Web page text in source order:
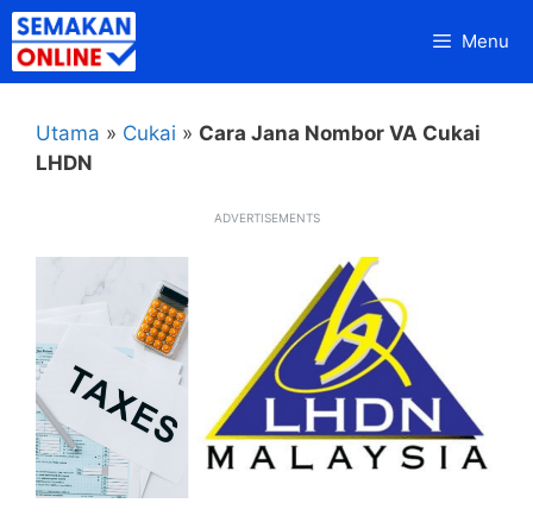
Skip
to
content
Menu
Utama » Cukai » Cara Jana Nombor VA Cukai
LHDN
ADVERTISEMENTS